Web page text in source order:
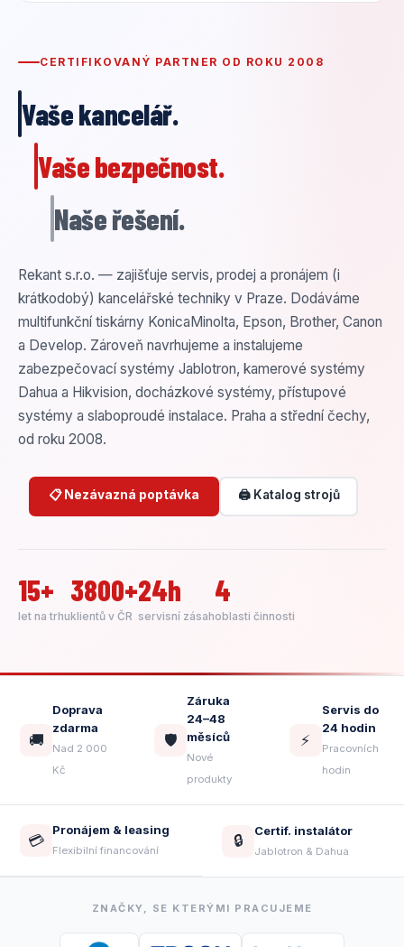
CERTIFIKOVANÝ PARTNER OD ROKU 2008
Vaše kancelář.
Vaše bezpečnost.
Naše řešení.
Rekant s.r.o. — zajišťuje servis, prodej a pronájem (i
krátkodobý) kancelářské techniky v Praze. Dodáváme
multifunkční tiskárny KonicaMinolta, Epson, Brother, Canon
a Develop. Zároveň navrhujeme a instalujeme
zabezpečovací systémy Jablotron, kamerové systémy
Dahua a Hikvision, docházkové systémy, přístupové
systémy a slaboproudé instalace. Praha a střední čechy,
od roku 2008.
📋 Nezávazná poptávka 🖨️ Katalog strojů
15+
let na trhu
3800+
klientů v ČR
24h
servisní zásah
4
oblasti činnosti
🚚
Doprava
zdarma
Nad 2 000
Kč
🛡️
Záruka
24–48
měsíců
Nové
produkty
⚡
Servis do
24 hodin
Pracovních
hodin
💳
Pronájem & leasing
Flexibilní financování
🔒
Certif. instalátor
Jablotron & Dahua
ZNAČKY, SE KTERÝMI PRACUJEME